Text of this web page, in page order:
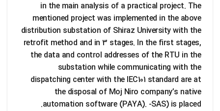
in the main analysis of a practical project. The
mentioned project was implemented in the above
distribution substation of Shiraz University with the
retrofit method and in 3 stages. In the first stages,
the data and control addresses of the RTU in the
substation while communicating with the
dispatching center with the IEC101 standard are at
the disposal of Moj Niro company’s native
automation software (PAYA). -SAS) is placed.